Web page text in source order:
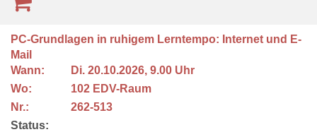
PC-Grundlagen in ruhigem Lerntempo: Internet und E-
Mail
Wann:
Di. 20.10.2026, 9.00 Uhr
Wo:
102 EDV-Raum
Nr.:
262-513
Status: